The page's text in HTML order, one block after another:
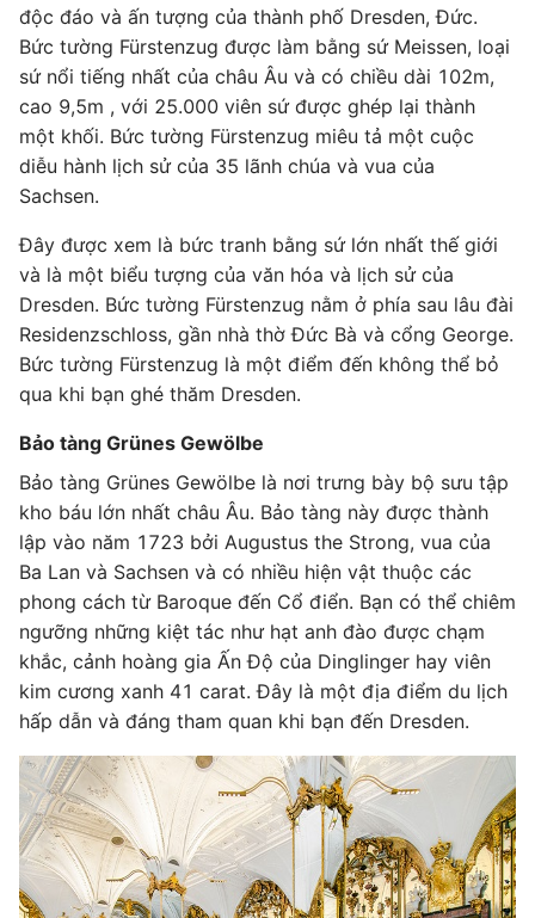
độc đáo và ấn tượng của thành phố Dresden, Đức.
Bức tường Fürstenzug được làm bằng sứ Meissen, loại
sứ nổi tiếng nhất của châu Âu và có chiều dài 102m,
cao 9,5m , với 25.000 viên sứ được ghép lại thành
một khối. Bức tường Fürstenzug miêu tả một cuộc
diễu hành lịch sử của 35 lãnh chúa và vua của
Sachsen.
Đây được xem là bức tranh bằng sứ lớn nhất thế giới
và là một biểu tượng của văn hóa và lịch sử của
Dresden. Bức tường Fürstenzug nằm ở phía sau lâu đài
Residenzschloss, gần nhà thờ Đức Bà và cổng George.
Bức tường Fürstenzug là một điểm đến không thể bỏ
qua khi bạn ghé thăm Dresden.
Bảo tàng Grünes Gewölbe
Bảo tàng Grünes Gewölbe là nơi trưng bày bộ sưu tập
kho báu lớn nhất châu Âu. Bảo tàng này được thành
lập vào năm 1723 bởi Augustus the Strong, vua của
Ba Lan và Sachsen và có nhiều hiện vật thuộc các
phong cách từ Baroque đến Cổ điển. Bạn có thể chiêm
ngưỡng những kiệt tác như hạt anh đào được chạm
khắc, cảnh hoàng gia Ấn Độ của Dinglinger hay viên
kim cương xanh 41 carat. Đây là một địa điểm du lịch
hấp dẫn và đáng tham quan khi bạn đến Dresden.